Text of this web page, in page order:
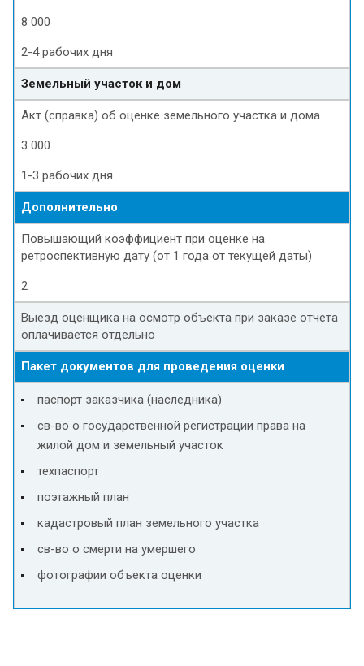
8 000
2-4 рабочих дня
Земельный участок и дом
Акт (справка) об оценке земельного участка и дома
3 000
1-3 рабочих дня
Дополнительно
Повышающий коэффициент при оценке на
ретроспективную дату (от 1 года от текущей даты)
2
Выезд оценщика на осмотр объекта при заказе отчета
оплачивается отдельно
Пакет документов для проведения оценки
паспорт заказчика (наследника)
св-во о государственной регистрации права на
жилой дом и земельный участок
техпаспорт
поэтажный план
кадастровый план земельного участка
св-во о смерти на умершего
фотографии объекта оценки